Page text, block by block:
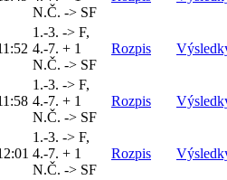
N.Č. -> SF
1.-3. -> F,
4.-7. + 1
N.Č. -> SF
Rozpis
1.-3. -> F,
4.-7. + 1
N.Č. -> SF
Rozpis
1.-3. -> F,
4.-7. + 1
N.Č. -> SF
Rozpis